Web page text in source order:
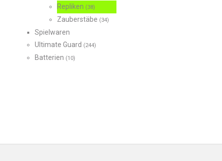
Repliken (38)
Zauberstäbe (34)
Spielwaren
Ultimate Guard (244)
Batterien (10)